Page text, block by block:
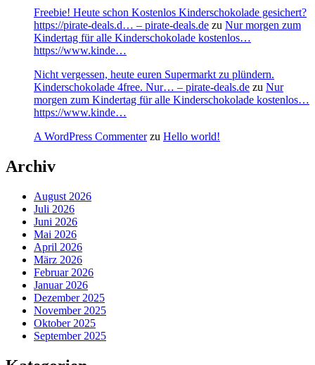
Freebie! Heute schon Kostenlos Kinderschokolade gesichert?
https://pirate-deals.d… – pirate-deals.de zu Nur morgen zum
Kindertag für alle Kinderschokolade kostenlos…
https://www.kinde…
Nicht vergessen, heute euren Supermarkt zu plündern.
Kinderschokolade 4free. Nur… – pirate-deals.de zu Nur
morgen zum Kindertag für alle Kinderschokolade kostenlos…
https://www.kinde…
A WordPress Commenterzu Hello world!
Archiv
August 2026
Juli 2026
Juni 2026
Mai 2026
April 2026
März 2026
Februar 2026
Januar 2026
Dezember 2025
November 2025
Oktober 2025
September 2025